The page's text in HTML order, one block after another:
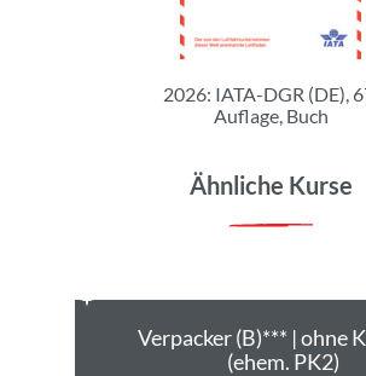
2026: IATA-DGR (DE),
Auflage, Buch
Ähnliche Kurse
Verpacker (B)*** | ohne
(ehem. PK2)